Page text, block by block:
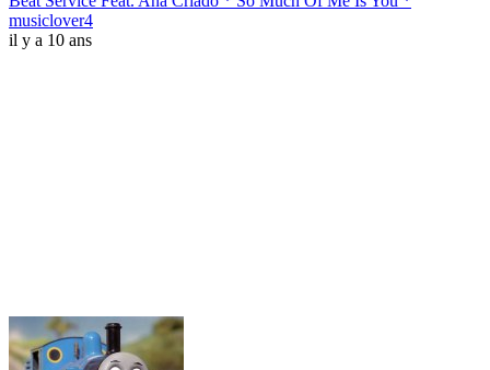
musiclover4
il y a 10 ans